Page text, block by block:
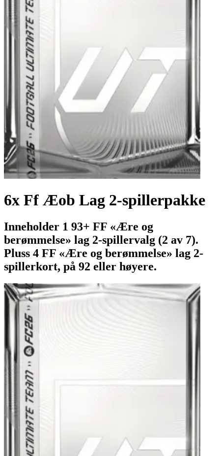
6x Ff Æob Lag 2-spillerpakke
Inneholder 1 93+ FF «Ære og
berømmelse» lag 2-spillervalg (2 av 7).
Pluss 4 FF «Ære og berømmelse» lag 2-
spillerkort, på 92 eller høyere.